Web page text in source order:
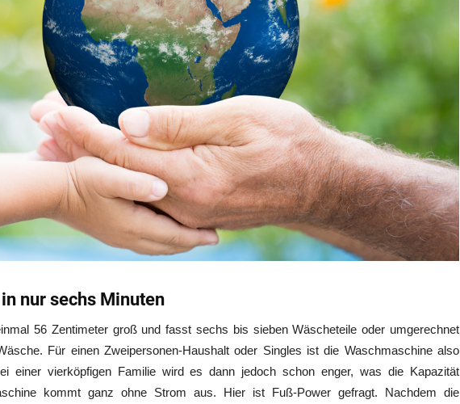
nur sechs Minuten
56 Zentimeter groß und fasst sechs bis sieben Wäscheteile oder umgerechnet
Für einen Zweipersonen-Haushalt oder Singles ist die Waschmaschine also
einer vierköpfigen Familie wird es dann jedoch schon enger, was die Kapazität
kommt ganz ohne Strom aus. Hier ist Fuß-Power gefragt. Nachdem die